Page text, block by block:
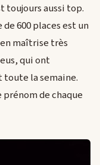
toujours aussi top.
600 places est un
maîtrise très
qui ont
toute la semaine.
de chaque